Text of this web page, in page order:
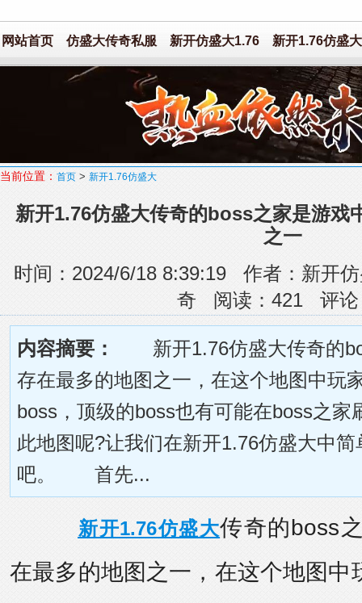
网站首页 仿盛大传奇私服 新开仿盛大1.76 新开1.76仿盛大
当前位置： 首页 > 新开1.76仿盛大
新开1.76仿盛大传奇的boss之家是游戏
之一
时间：2024/6/18 8:39:19 作者：新开
奇 阅读： 421 评论
内容摘要：
新开1.76仿盛大传奇的
存在最多的地图之一，在这个地图中玩
boss，顶级的boss也有可能在boss之家
此地图呢?让我们在新开1.76仿盛大中
吧。 首先...
新开1.76仿盛大传奇的boss
在最多的地图之一，在这个地图中